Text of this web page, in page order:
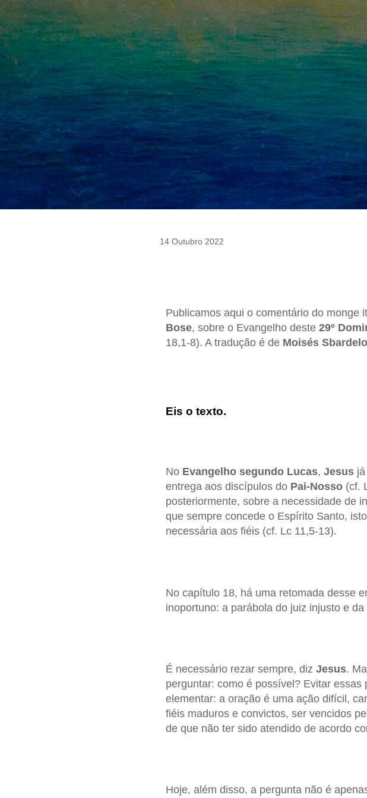
14 Outubro 2022
Publicamos aqui o comentário do monge
Bose, sobre o Evangelho deste 29º
18,1-8). A tradução é de Moisés
Eis o texto.
No Evangelho segundo Lucas, Jesusjá
entrega aos discípulos do Pai-Nosso(cf.
posteriormente, sobre a necessidade de
que sempre concede o Espírito Santo,
necessária aos fiéis (cf. Lc 11,5-13).
No capítulo 18, há uma retomada desse
inoportuno: a parábola do juiz injusto e
É necessário rezar sempre, diz Jesus.
perguntar: como é possível? Evitar
elementar: a oração é uma ação difícil,
fiéis maduros e convictos, ser vencidos
de que não ter sido atendido de acordo
Hoje, além disso, a pergunta não é